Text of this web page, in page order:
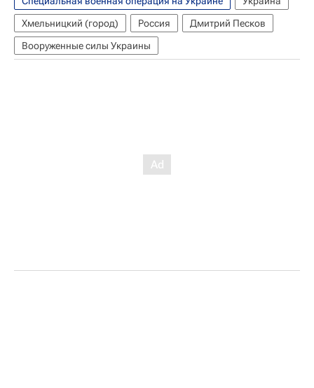
Хмельницкий (город)
Россия
Дмитрий Песков
Вооруженные силы Украины